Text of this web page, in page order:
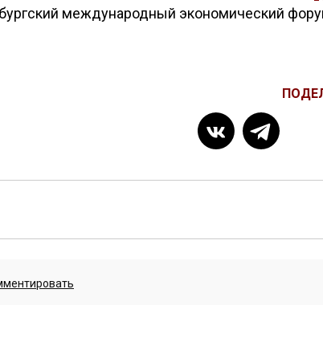
международный экономический